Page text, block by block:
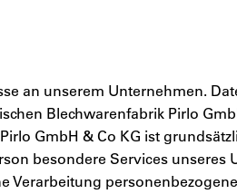
an unserem Unternehmen.
Blechwarenfabrik Pirlo
GmbH & Co KG ist
besondere Services
Verarbeitung